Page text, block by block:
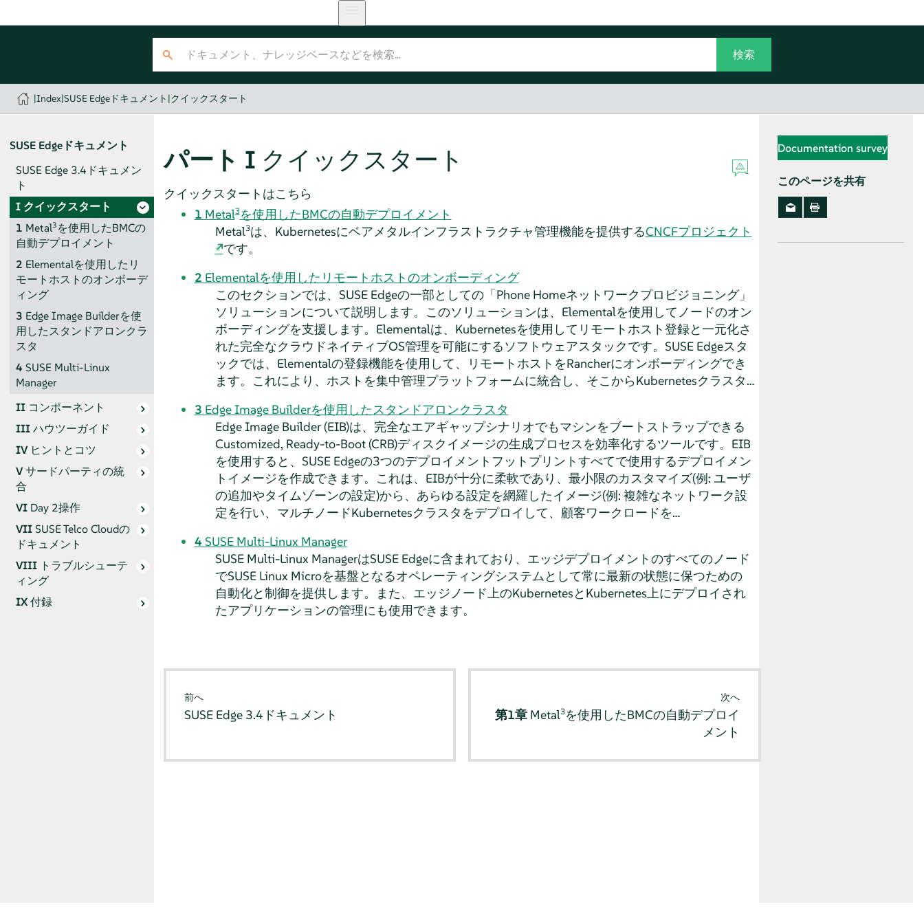
|Index|SUSE Edgeドキュメント |クイックスタート
SUSE Edgeドキュメント
SUSE Edge 3.4ドキュメン
ト
I クイックスタート
1 Metal3 を使用したBMCの
自動デプロイメント
2 Elementalを使用したリ
モートホストのオンボーデ
ィング
3 Edge Image Builderを使
用したスタンドアロンクラ
スタ
4 SUSE Multi-Linux
Manager
II コンポーネント
IIIハウツーガイド
IV ヒントとコツ
Vサードパーティの統
合
VI Day 2操作
VIISUSE Telco Cloudの
ドキュメント
VIII トラブルシューテ
ィング
IX付録
パート I クイックスタート
クイックスタートはこちら
1 Metal3を使用したBMCの自動デプロイメント
Metal3は、Kubernetesにベアメタルインフラストラクチャ管理機能を提供するCNCFプロジェクト
です。
2 Elementalを使用したリモートホストのオンボーディング
このセクションでは、SUSE Edgeの一部としての「Phone Homeネットワークプロビジョニング」
ソリューションについて説明します。このソリューションは、Elementalを使用してノードのオン
ボーディングを支援します。Elementalは、Kubernetesを使用してリモートホスト登録と一元化さ
れた完全なクラウドネイティブOS管理を可能にするソフトウェアスタックです。SUSE Edgeスタ
ックでは、Elementalの登録機能を使用して、リモートホストをRancherにオンボーディングでき
ます。これにより、ホストを集中管理プラットフォームに統合し、そこからKubernetesクラスタ…
3 Edge Image Builderを使用したスタンドアロンクラスタ
Edge Image Builder (EIB)は、完全なエアギャップシナリオでもマシンをブートストラップできる
Customized, Ready-to-Boot (CRB)ディスクイメージの生成プロセスを効率化するツールです。EIB
を使用すると、SUSE Edgeの3つのデプロイメントフットプリントすべてで使用するデプロイメン
トイメージを作成できます。これは、EIBが十分に柔軟であり、最小限のカスタマイズ(例: ユーザ
の追加やタイムゾーンの設定)から、あらゆる設定を網羅したイメージ(例: 複雑なネットワーク設
定を行い、マルチノードKubernetesクラスタをデプロイして、顧客ワークロードを…
4SUSE Multi-Linux Manager
SUSE Multi-Linux ManagerはSUSE Edgeに含まれており、エッジデプロイメントのすべてのノード
でSUSE Linux Microを基盤となるオペレーティングシステムとして常に最新の状態に保つための
自動化と制御を提供します。また、エッジノード上のKubernetesとKubernetes上にデプロイされ
たアプリケーションの管理にも使用できます。
前へ
SUSE Edge 3.4ドキュメント
次へ
第1章 Metal3を使用したBMCの自動デプロイ
メント
Documentation survey
このページを共有